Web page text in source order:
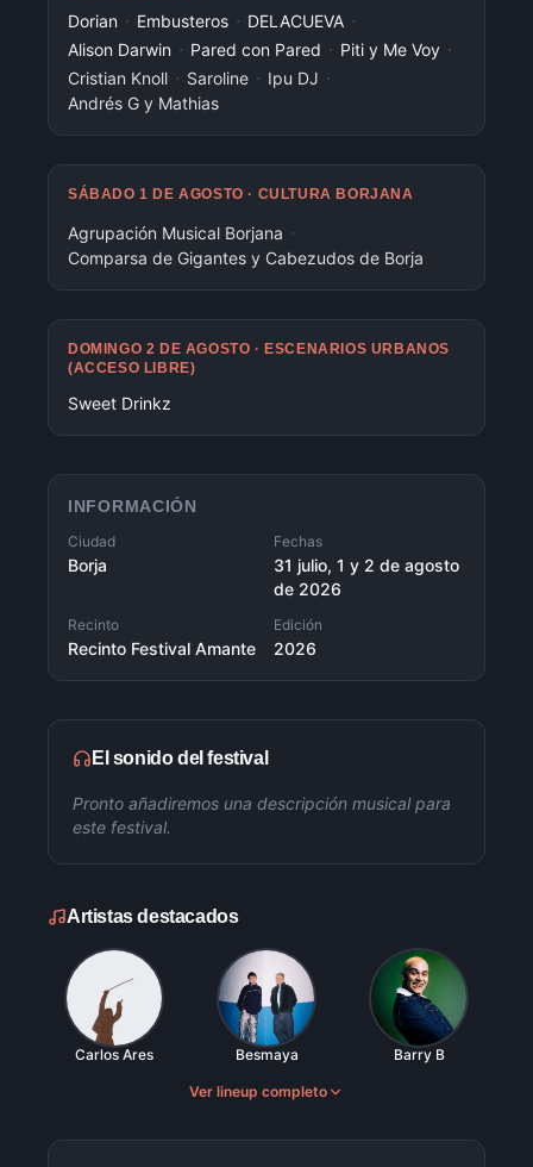
Dorian · Embusteros · DELACUEVA ·
Alison Darwin · Pared con Pared · Piti y Me Voy ·
Cristian Knoll · Saroline · Ipu DJ ·
Andrés G y Mathias
SÁBADO 1 DE AGOSTO · CULTURA BORJANA
Agrupación Musical Borjana ·
Comparsa de Gigantes y Cabezudos de Borja
DOMINGO 2 DE AGOSTO · ESCENARIOS URBANOS
(ACCESO LIBRE)
Sweet Drinkz
INFORMACIÓN
Ciudad
Borja
Fechas
31 julio, 1 y 2 de agosto
de 2026
Recinto
Recinto Festival Amante
Edición
2026
El sonido del festival
Pronto añadiremos una descripción musical para
este festival.
Artistas destacados
Carlos Ares Besmaya Barry B
Ver lineup completo